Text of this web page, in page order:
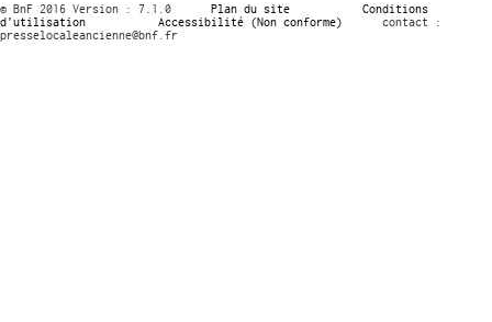
© BnF 2016 Version : 7.1.0 Plan du site
Conditions
d’utilisation
Accessibilité (Non conforme)
contact :
presselocaleancienne@bnf.fr